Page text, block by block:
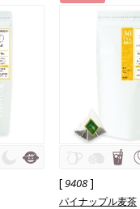
[9408]
パイナップル麦茶